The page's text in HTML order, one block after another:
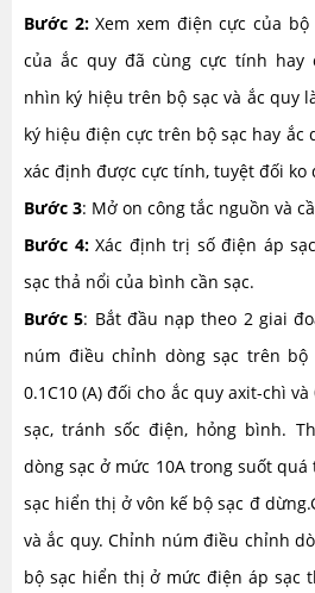
Bước 2:Xem xem điện cực của
của ắc quy đã cùng cực tính hay
nhìn ký hiệu trên bộ sạc và ắc quy
ký hiệu điện cực trên bộ sạc hay ắc
xác định được cực tính, tuyệt đối ko
Bước 3: Mở on công tắc nguồn và
Bước 4:Xác định trị số điện áp
sạc thả nổi của bình cần sạc.
Bước 5: Bắt đầu nạp theo 2 giai
núm điều chỉnh dòng sạc trên bộ
0.1C10 (A) đối cho ắc quy axit-chì
sạc, tránh sốc điện, hỏng bình.
dòng sạc ở mức 10A trong suốt
sạc hiển thị ở vôn kế bộ sạc đ
và ắc quy. Chỉnh núm điều chỉnh
bộ sạc hiển thị ở mức điện áp sạc